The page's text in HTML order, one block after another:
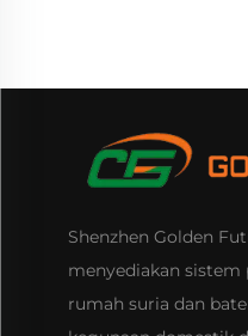
Shenzhen Golden
menyediakan
rumah suria dan